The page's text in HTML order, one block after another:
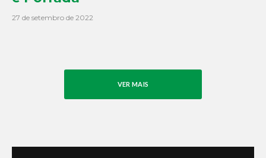
27 de setembro de 2022
VER MAIS